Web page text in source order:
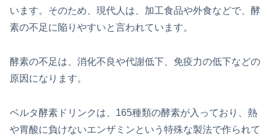
います。そのため、現代人は、加工食品や外食などで、酵
素の不足に陥りやすいと言われています。
酵素の不足は、消化不良や代謝低下、免疫力の低下などの
原因になります。
ベルタ酵素ドリンクは、165種類の酵素が入っており、熱
や胃酸に負けないエンザミンという特殊な製法で作られて